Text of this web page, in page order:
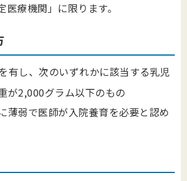
医療機関」に限ります。
有し、次のいずれかに該当する乳児
が2,000グラム以下のもの
薄弱で医師が入院養育を必要と認め